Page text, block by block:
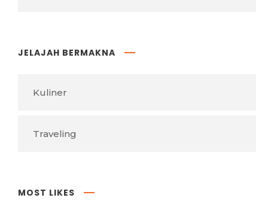
JELAJAH BERMAKNA
Kuliner
Traveling
MOST LIKES